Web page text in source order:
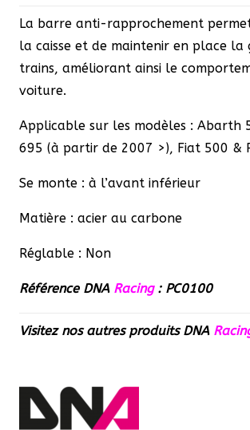
La barre anti-rapprochement
la caisse et de maintenir en place la
trains, améliorant ainsi le
voiture.
Applicable sur les modèles : Abarth
695 (à partir de 2007 >), Fiat 500 &
Se monte : à l’avant inférieur
Matière : acier au carbone
Réglable : Non
Référence DNA Racing: PC0100
Visitez nos autres produitsDNA